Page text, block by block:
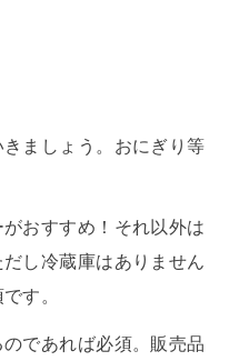
ましょう。おにぎり等
おすすめ！それ以外は
し冷蔵庫はありません
す。
であれば必須。販売品